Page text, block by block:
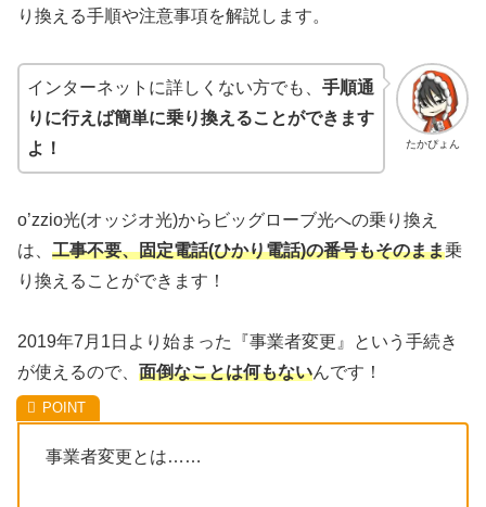
り換える手順や注意事項を解説します。
たかぴょん
インターネットに詳しくない方でも、 手順通
りに行えば簡単に乗り換えることができます
よ！
o’zzio光(オッジオ光)からビッグローブ光への乗り換え
は、 工事不要、固定電話(ひかり電話)の番号もそのまま乗
り換えることができます！
2019年7月1日より始まった『事業者変更』という手続き
が使えるので、 面倒なことは何もないんです！
事業者変更とは……